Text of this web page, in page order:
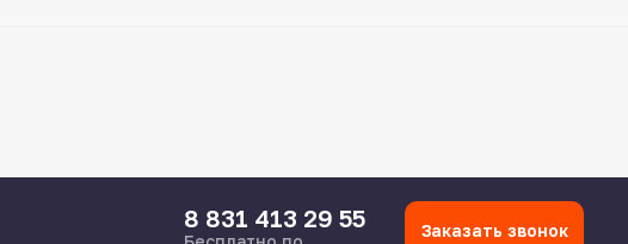
Заказать звонок
8 831 413 29 55